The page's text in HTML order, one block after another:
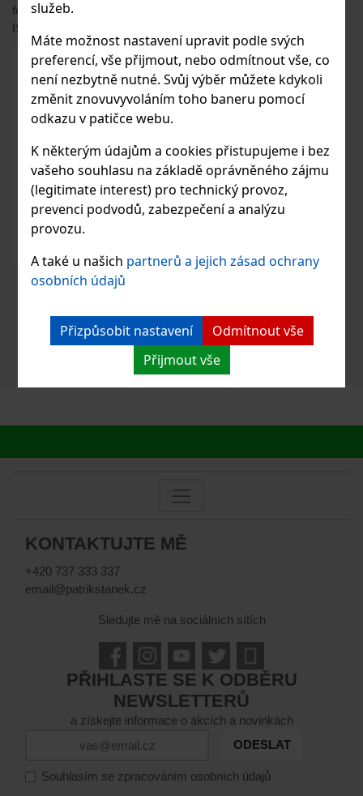
služeb.
Máte možnost nastavení upravit podle svých
preferencí, vše přijmout, nebo odmítnout vše, co
není nezbytně nutné. Svůj výběr můžete kdykoli
změnit znovuvyvoláním toho baneru pomocí
odkazu v patičce webu.
K některým údajům a cookies přistupujeme i bez
vašeho souhlasu na základě oprávněného zájmu
(legitimate interest) pro technický provoz,
prevenci podvodů, zabezpečení a analýzu
provozu.
A také u našich partnerů a jejich zásad ochrany
osobních údajů
Přizpůsobit nastavení
Odmítnout vše
Přijmout vše
fotoaparát nastaví vyšší clonu (větší hloubka ostrosti), sníží
ISO a nastaví delší čas závěrky (krajina se nehýbe).
KONTAKTUJTE MĚ
+420 737 333 337
email@patrikstanek.cz
Sledujte mě na sociálních sítích
PŘIHLASTE SE K ODBĚRU
NEWSLETTERŮ
a získejte informace o akcích a novinkách
ODESLAT
Souhlasím se zpracováním osobních údajů